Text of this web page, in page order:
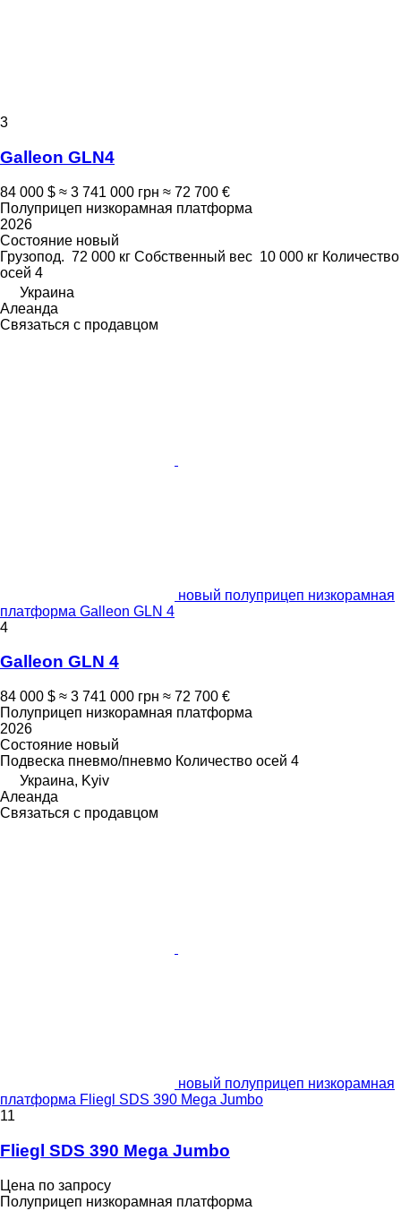
3
Galleon GLN4
84 000 $ ≈ 3 741 000 грн ≈ 72 700 €
Полуприцеп низкорамная платформа
2026
Состояние новый
Грузопод. 72 000 кг Собственный вес 10 000 кг Количество
осей 4
Украина
Алеанда
Связаться с продавцом
новый полуприцеп низкорамная
платформа Galleon GLN 4
4
Galleon GLN 4
84 000 $ ≈ 3 741 000 грн ≈ 72 700 €
Полуприцеп низкорамная платформа
2026
Состояние новый
Подвеска пневмо/пневмо Количество осей 4
Украина, Kyiv
Алеанда
Связаться с продавцом
новый полуприцеп низкорамная
платформа Fliegl SDS 390 Mega Jumbo
11
Fliegl SDS 390 Mega Jumbo
Цена по запросу
Полуприцеп низкорамная платформа